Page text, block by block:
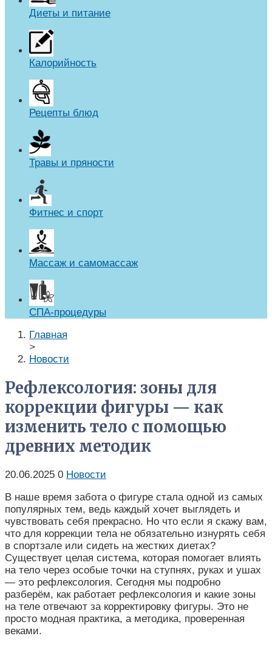
Диеты и питание
Калорийность
Рецепты блюд
Травы и пряности
Фитнес и спорт
Массаж и самомассаж
СПА-процедуры
Главная
>
Новости
Рефлексология: зоны для
коррекции фигуры — как
изменить тело с помощью
древних методик
20.06.2025 0 Новости
В наше время забота о фигуре стала одной из самых
популярных тем, ведь каждый хочет выглядеть и
чувствовать себя прекрасно. Но что если я скажу вам,
что для коррекции тела не обязательно изнурять себя
в спортзале или сидеть на жестких диетах?
Существует целая система, которая помогает влиять
на тело через особые точки на ступнях, руках и ушах
— это рефлексология. Сегодня мы подробно
разберём, как работает рефлексология и какие зоны
на теле отвечают за корректировку фигуры. Это не
просто модная практика, а методика, проверенная
веками.